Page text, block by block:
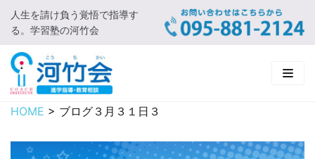
コ
ン
テ
ン
ツ
に
キ
人生を請け負う覚悟で指導す
る。学習塾の河竹会
HOME
新着情報
HOME > ブログ３月３１日３